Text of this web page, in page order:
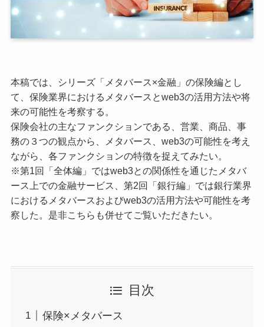
本稿では、シリーズ「メタバース×金融」の保険編とし
て、保険業界におけるメタバースとweb3の活用方法や将
来の可能性を考察する。
保険会社の主なファンクションである、営業、商品、事
務の３つの観点から、メタバース、web3の可能性を考え
ながら、各ファンクションの特徴を捉えてみたい。
※第1回「全体編」ではweb3との関係性を通じたメタバ
ース上での金融サービス、第2回「銀行編」では銀行業界
におけるメタバースおよびweb3の活用方法や可能性を考
察した。是非こちらも併せてご覧いただきたい。
目次
保険×メタバース